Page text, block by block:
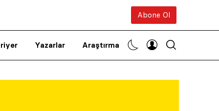
Abone Ol
Yazarlar Araştırma